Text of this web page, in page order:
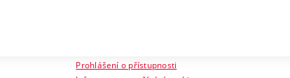
Prohlášení o přístupnosti